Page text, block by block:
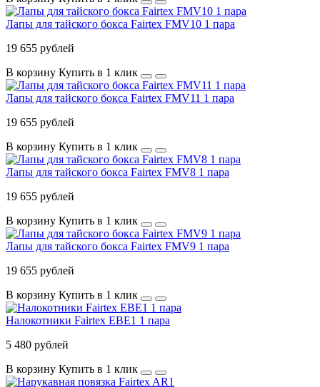
Лапы для тайского бокса Fairtex FMV10 1 пара
19 655 рублей
В корзину Купить в 1 клик
Лапы для тайского бокса Fairtex FMV11 1 пара
19 655 рублей
В корзину Купить в 1 клик
Лапы для тайского бокса Fairtex FMV8 1 пара
19 655 рублей
В корзину Купить в 1 клик
Лапы для тайского бокса Fairtex FMV9 1 пара
19 655 рублей
В корзину Купить в 1 клик
Налокотники Fairtex EBE1 1 пара
5 480 рублей
В корзину Купить в 1 клик